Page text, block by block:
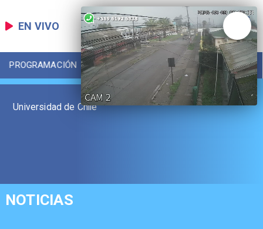
EN VIVO
PROGRAMACIÓN LOCAL DEPORTES
Universidad de Chile
NOTICIAS